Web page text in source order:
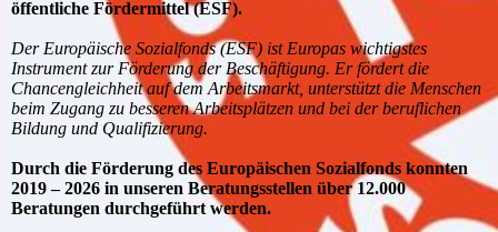
öffentliche Fördermittel (ESF).
Der Europäische Sozialfonds (ESF) ist Europas wichtigstes
Instrument zur Förderung der Beschäftigung. Er fördert die
Chancengleichheit auf dem Arbeitsmarkt, unterstützt die Menschen
beim Zugang zu besseren Arbeitsplätzen und bei der beruflichen
Bildung und Qualifizierung.
Durch die Förderung des Europäischen Sozialfonds konnten
2019 – 2026 in unseren Beratungsstellen über 12.000
Beratungen durchgeführt werden.